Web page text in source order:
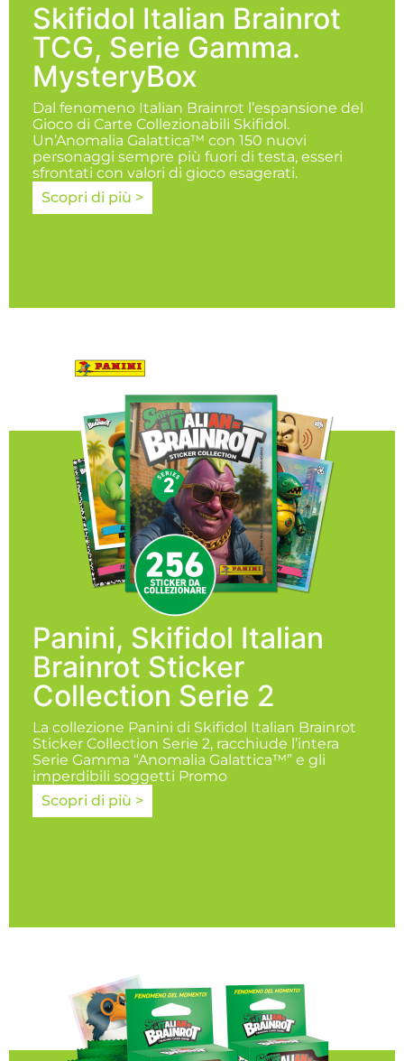
Skifidol Italian Brainrot
TCG, Serie Gamma.
MysteryBox
Dal fenomeno Italian Brainrot l’espansione del
Gioco di Carte Collezionabili Skifidol.
Un’Anomalia Galattica™ con 150 nuovi
personaggi sempre più fuori di testa, esseri
sfrontati con valori di gioco esagerati.
Scopri di più >
Panini, Skifidol Italian
Brainrot Sticker
Collection Serie 2
La collezione Panini di Skifidol Italian Brainrot
Sticker Collection Serie 2, racchiude l’intera
Serie Gamma “Anomalia Galattica™” e gli
imperdibili soggetti Promo
Scopri di più >